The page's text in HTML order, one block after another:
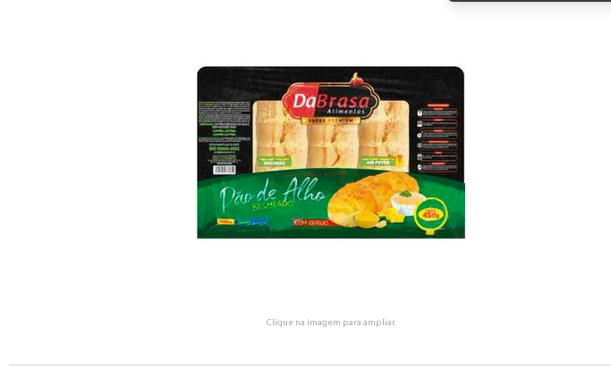
Clique na imagem para ampliar.